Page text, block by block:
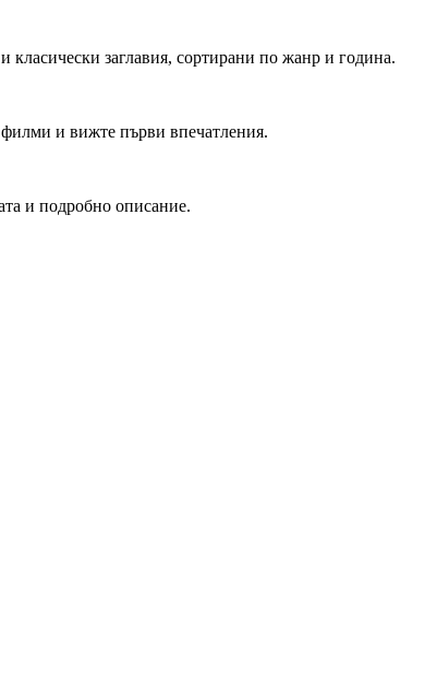
заглавия, сортирани по жанр и година.
и вижте първи впечатления.
и подробно описание.